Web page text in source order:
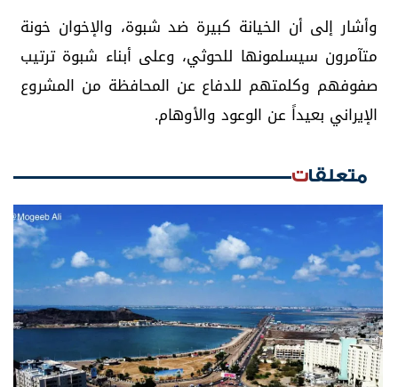
وأشار إلى أن الخيانة كبيرة ضد شبوة، والإخوان خونة
متآمرون سيسلمونها للحوثي، وعلى أبناء شبوة ترتيب
صفوفهم وكلمتهم للدفاع عن المحافظة من المشروع
الإيراني بعيداً عن الوعود والأوهام.
متعلقات